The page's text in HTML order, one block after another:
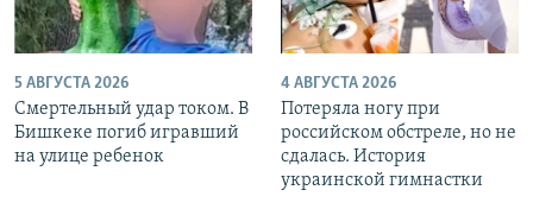
5 АВГУСТА 2026
Смертельный удар током. В
Бишкеке погиб игравший
на улице ребенок
4 АВГУСТА 2026
Потеряла ногу при
российском обстреле, но не
сдалась. История
украинской гимнастки